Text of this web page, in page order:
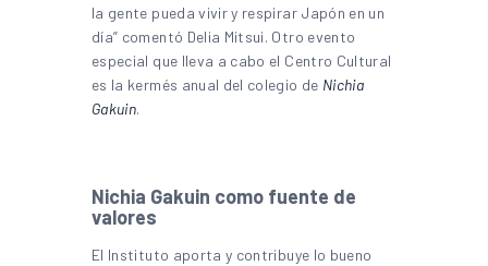
la gente pueda vivir y respirar Japón en un
día” comentó Delia Mitsui. Otro evento
especial que lleva a cabo el Centro Cultural
es la kermés anual del colegio de Nichia
Gakuin.
Nichia Gakuin como fuente de
valores
El Instituto aporta y contribuye lo bueno